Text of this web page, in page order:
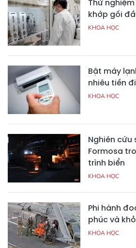
Thử
khớp gối
KHOA HỌC
Bật máy
nhiêu tiền
KHOA HỌC
Nghiên cứu
Formosa
trình biển
KHOA HỌC
Phi hành
phúc và
KHOA HỌC